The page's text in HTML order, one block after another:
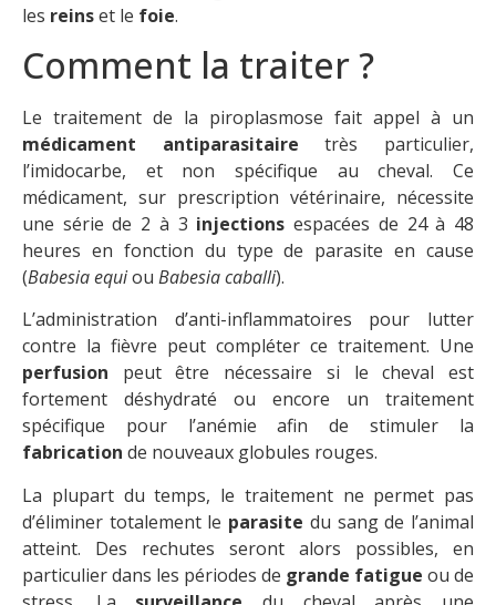
les reinset le foie.
Comment la traiter ?
Le traitement de la piroplasmose fait appel à un
médicament antiparasitaire très particulier,
l’imidocarbe, et non spécifique au cheval. Ce
médicament, sur prescription vétérinaire, nécessite
une série de 2 à 3 injections espacées de 24 à 48
heures en fonction du type de parasite en cause
(Babesia equiou Babesia caballi).
L’administration d’anti-inflammatoires pour lutter
contre la fièvre peut compléter ce traitement. Une
perfusion peut être nécessaire si le cheval est
fortement déshydraté ou encore un traitement
spécifique pour l’anémie afin de stimuler la
fabrication de nouveaux globules rouges.
La plupart du temps, le traitement ne permet pas
d’éliminer totalement le parasite du sang de l’animal
atteint. Des rechutes seront alors possibles, en
particulier dans les périodes de grande fatigue ou de